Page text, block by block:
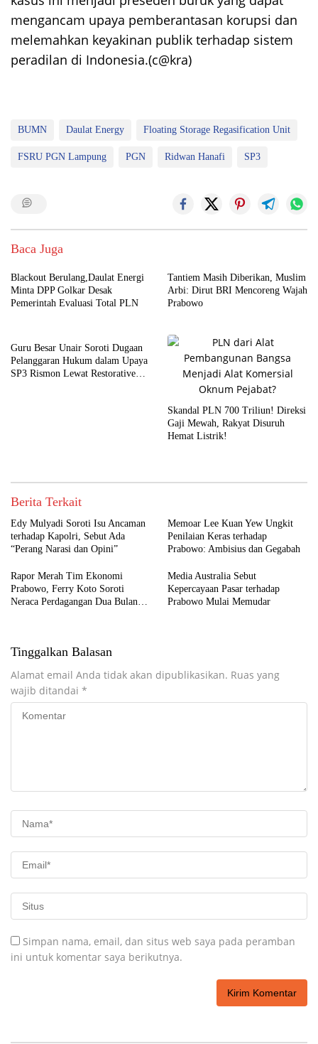
mengancam upaya pemberantasan korupsi dan
melemahkan keyakinan publik terhadap sistem
peradilan di Indonesia.(c@kra)
BUMN Daulat Energy Floating Storage Regasification Unit
FSRU PGN Lampung PGN Ridwan Hanafi SP3
Baca Juga
Blackout Berulang,Daulat Energi
Minta DPP Golkar Desak
Pemerintah Evaluasi Total PLN
Tantiem Masih Diberikan, Muslim
Arbi: Dirut BRI Mencoreng Wajah
Prabowo
Guru Besar Unair Soroti Dugaan
Pelanggaran Hukum dalam Upaya
SP3 Rismon Lewat Restorative
Skandal PLN 700 Triliun! Direksi
Gaji Mewah, Rakyat Disuruh
Hemat Listrik!
Berita Terkait
Edy Mulyadi Soroti Isu Ancaman
terhadap Kapolri, Sebut Ada
“Perang Narasi dan Opini”
Memoar Lee Kuan Yew Ungkit
Penilaian Keras terhadap
Prabowo: Ambisius dan Gegabah
Rapor Merah Tim Ekonomi
Prabowo, Ferry Koto Soroti
Neraca Perdagangan Dua Bulan
Media Australia Sebut
Kepercayaan Pasar terhadap
Prabowo Mulai Memudar
Tinggalkan Balasan
Alamat email Anda tidak akan dipublikasikan. Ruas yang
wajib ditandai *
Simpan nama, email, dan situs web saya pada peramban
ini untuk komentar saya berikutnya.